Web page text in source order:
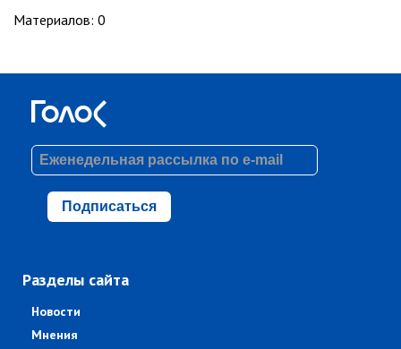
Материалов: 0
Подписаться
Разделы сайта
Новости
Мнения